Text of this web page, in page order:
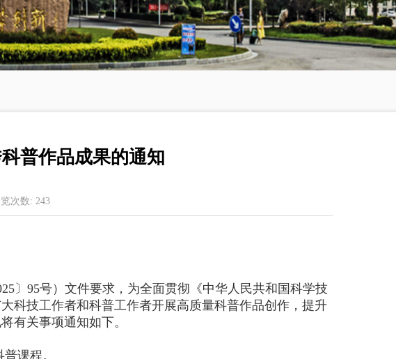
普作品成果的通知
次数: 243
〕95号）文件要求，为全面贯彻《中华人民共和国科学技
科技工作者和科普工作者开展高质量科普作品创作，提升
有关事项通知如下。
课程。